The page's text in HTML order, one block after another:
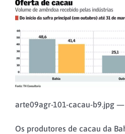
arte09agr-101-cacau-b9.jpg —
Os produtores de cacau da